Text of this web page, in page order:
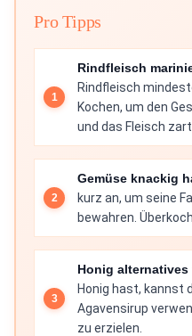
Pro Tipps
Rindfleisch
Rindfleisch
Kochen, um den
und das Fleisch
Gemüse knackig
kurz an, um seine
bewahren.
Honig alternatives
Honig hast, kannst
Agavensirup
zu erzielen.